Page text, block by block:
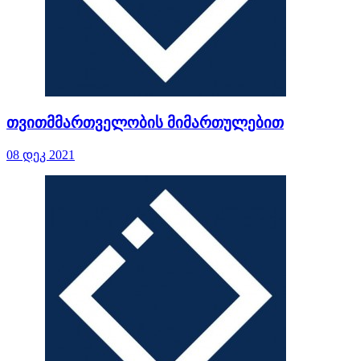
თვითმმართველობის მიმართულებით
08 დეკ 2021